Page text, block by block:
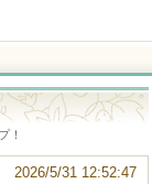
！
2026/5/31 12:52:47